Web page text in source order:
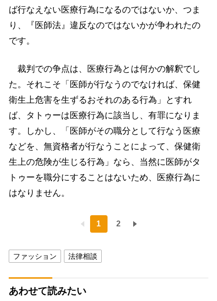
ば行なえない医療行為になるのではないか、つま
り、『医師法』違反なのではないかが争われたの
です。
裁判での争点は、医療行為とは何かの解釈でし
た。それこそ「医師が行なうのでなければ、保健
衛生上危害を生ずるおそれのある行為」とすれ
ば、タトゥーは医療行為に該当し、有罪になりま
す。しかし、「医師がその職分として行なう医療
などを、無資格者が行なうことによって、保健衛
生上の危険が生じる行為」なら、当然に医師がタ
トゥーを職分にすることはないため、医療行為に
はなりません。
1 2
ファッション 法律相談
あわせて読みたい